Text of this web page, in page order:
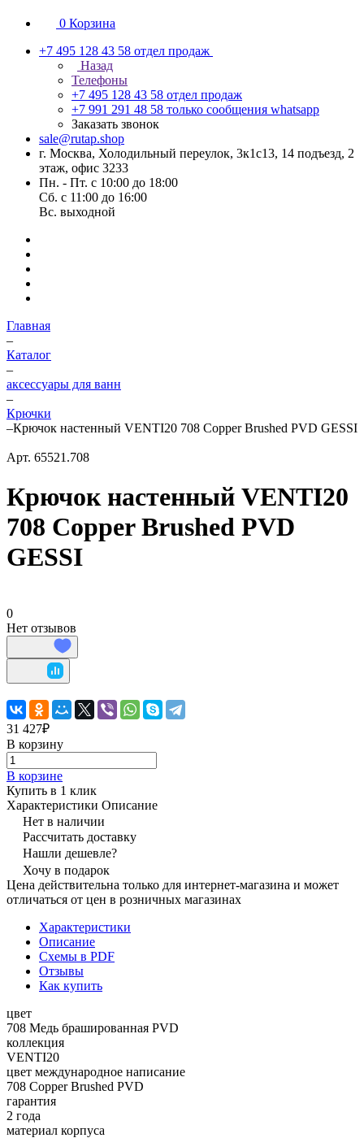
0 Корзина
+7 495 128 43 58 отдел продаж
Назад
Телефоны
+7 495 128 43 58 отдел продаж
+7 991 291 48 58 только сообщения whatsapp
Заказать звонок
sale@rutap.shop
г. Москва, Холодильный переулок, 3к1с13, 14 подъезд, 2
этаж, офис 3233
Пн. - Пт. с 10:00 до 18:00
Сб. с 11:00 до 16:00
Вс. выходной
Главная
–
Каталог
–
аксессуары для ванн
–
Крючки
–Крючок настенный VENTI20 708 Copper Brushed PVD GESSI
Арт. 65521.708
Крючок настенный VENTI20
708 Copper Brushed PVD
GESSI
0
Нет отзывов
31 427₽
В корзину
В корзине
Купить в 1 клик
Характеристики Описание
Нет в наличии
Рассчитать доставку
Нашли дешевле?
Хочу в подарок
Цена действительна только для интернет-магазина и может
отличаться от цен в розничных магазинах
Характеристики
Описание
Схемы в PDF
Отзывы
Как купить
цвет
708 Медь брашированная PVD
коллекция
VENTI20
цвет международное написание
708 Copper Brushed PVD
гарантия
2 года
материал корпуса